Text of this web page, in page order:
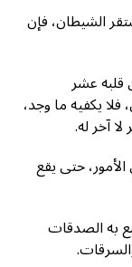
الشيطان، فإن
قلبه عشر
يكفيه ما وجد،
آخر له.
حتى يقع
به الصدقات